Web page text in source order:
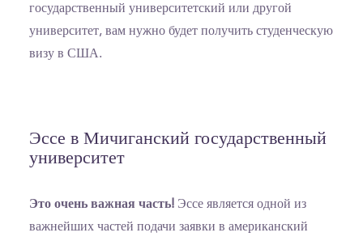
государственный университетский или другой
университет, вам нужно будет получить студенческую
визу в США.
Эссе в Мичиганский государственный
университет
Это очень важная часть! Эссе является одной из
важнейших частей подачи заявки в американский